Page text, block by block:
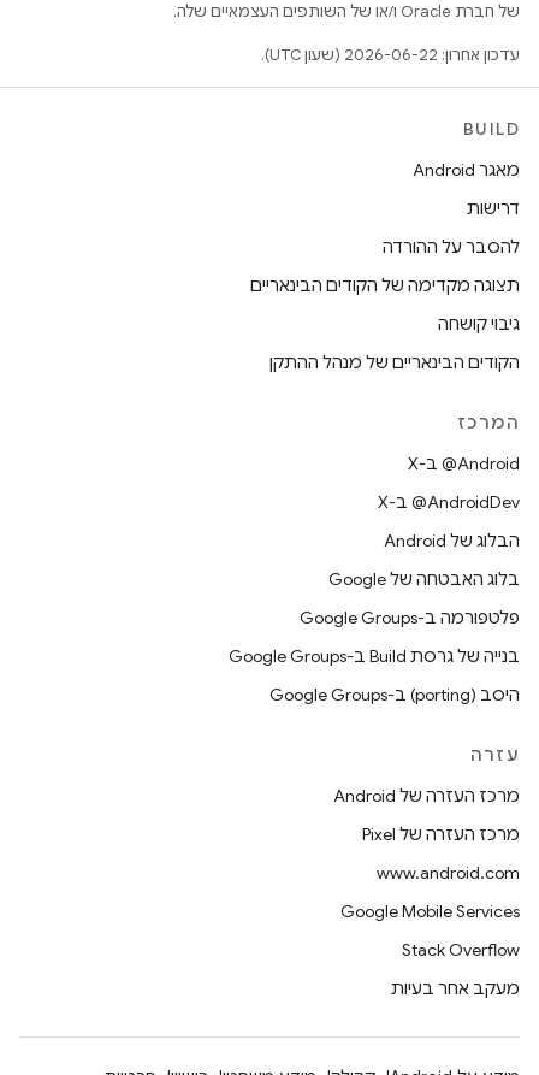
של חברת Oracle ו/או של השותפים העצמאיים שלה.
עדכון אחרון: 2026-06-22 (שעון UTC).
BUILD
מאגר Android
דרישות
להסבר על ההורדה
תצוגה מקדימה של הקודים הבינאריים
גיבוי קושחה
הקודים הבינאריים של מנהל ההתקן
המרכז
‫‎@Android ב-X
‫‎@AndroidDev ב-X
הבלוג של Android
בלוג האבטחה של Google
פלטפורמה ב-Google Groups
בנייה של גרסת Build ב-Google Groups
היסב (porting) ב-Google Groups
עזרה
מרכז העזרה של Android
מרכז העזרה של Pixel
www.android.com
Google Mobile Services
Stack Overflow
מעקב אחר בעיות